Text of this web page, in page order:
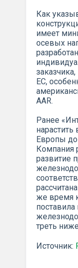
Как
имеет
осевых
ЕС,
AAR.
Ранее
Европы до
Компания
развитие
же время
поставила
треть
Источник: